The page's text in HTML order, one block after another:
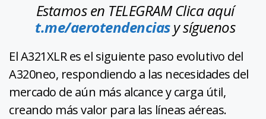
Estamos en TELEGRAM Clica aquí
t.me/aerotendenciasy síguenos
El A321XLR es el siguiente paso evolutivo del
A320neo, respondiendo a las necesidades del
mercado de aún más alcance y carga útil,
creando más valor para las líneas aéreas.